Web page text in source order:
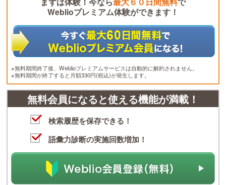
Weblioプレミアム体験ができます！
※無料期間終了後、Weblioプレミアムサービスは自動的に解約されません。
※無料期間が終了すると月額330円(税込)が発生します。
無料会員になると使える機能が満載！
検索履歴を保存できる！
語彙力診断の実施回数増加！